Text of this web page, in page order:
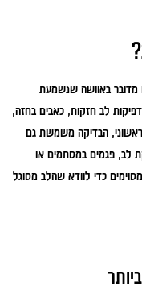
מדובר באוושה שנשמעת
לב חזקות, כאבים בחזה,
ראשוני, הבדיקה משמשת גם
לב, פגמים במסתמים או
כדי לוודא שהלב מסוגל